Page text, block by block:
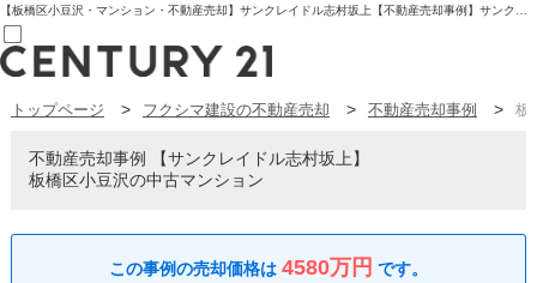
売買部
賃貸部
03-6912-3505
新規会員登録
トップページ フクシマ建設の不動産売却 不動産売却事例 板
不動産売却事例
サンクレイドル志村坂上
板橋区小豆沢の中古マンション
4580万円